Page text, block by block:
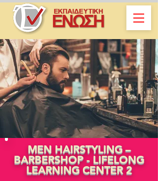
MEN HAIRSTYLING –
BARBERSHOP - LIFELONG
LEARNING CENTER 2